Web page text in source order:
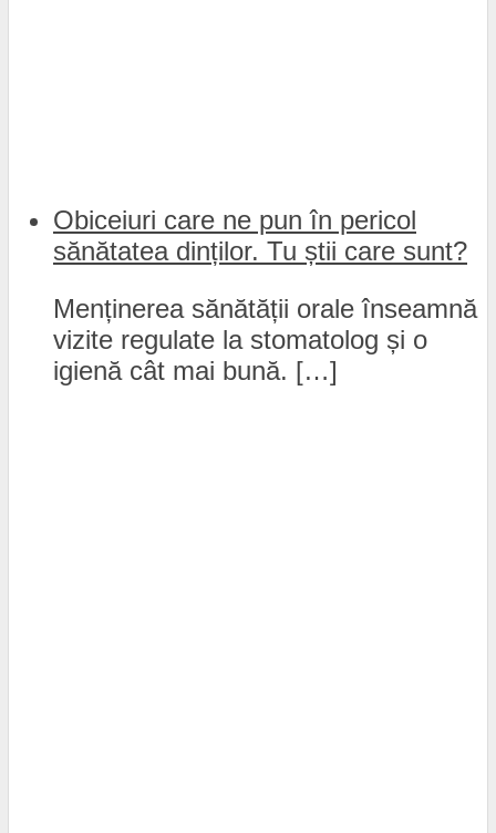
Obiceiuri care ne pun în pericol
sănătatea dinților. Tu știi care sunt?
Menținerea sănătății orale înseamnă
vizite regulate la stomatolog și o
igienă cât mai bună. […]